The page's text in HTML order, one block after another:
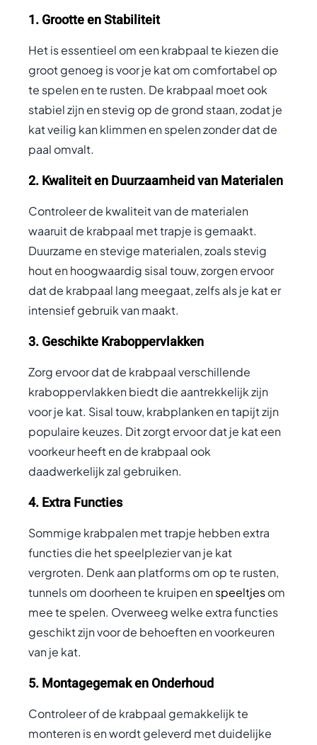
1. Grootte en Stabiliteit
Het is essentieel om een krabpaal te kiezen die
groot genoeg is voor je kat om comfortabel op
te spelen en te rusten. De krabpaal moet ook
stabiel zijn en stevig op de grond staan, zodat je
kat veilig kan klimmen en spelen zonder dat de
paal omvalt.
2. Kwaliteit en Duurzaamheid van Materialen
Controleer de kwaliteit van de materialen
waaruit de krabpaal met trapje is gemaakt.
Duurzame en stevige materialen, zoals stevig
hout en hoogwaardig sisal touw, zorgen ervoor
dat de krabpaal lang meegaat, zelfs als je kat er
intensief gebruik van maakt.
3. Geschikte Kraboppervlakken
Zorg ervoor dat de krabpaal verschillende
kraboppervlakken biedt die aantrekkelijk zijn
voor je kat. Sisal touw, krabplanken en tapijt zijn
populaire keuzes. Dit zorgt ervoor dat je kat een
voorkeur heeft en de krabpaal ook
daadwerkelijk zal gebruiken.
4. Extra Functies
Sommige krabpalen met trapje hebben extra
functies die het speelplezier van je kat
vergroten. Denk aan platforms om op te rusten,
tunnels om doorheen te kruipen enspeeltjesom
mee te spelen. Overweeg welke extra functies
geschikt zijn voor de behoeften en voorkeuren
van je kat.
5. Montagegemak en Onderhoud
Controleer of de krabpaal gemakkelijk te
monteren is en wordt geleverd met duidelijke